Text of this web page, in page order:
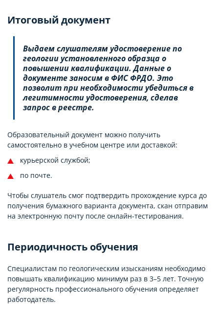
Итоговый документ
Выдаем слушателям удостоверение по
геологии установленного образца о
повышении квалификации. Данные о
документе заносим в ФИС ФРДО. Это
позволит при необходимости убедиться в
легитимности удостоверения, сделав
запрос в реестре.
Образовательный документ можно получить
самостоятельно в учебном центре или доставкой:
курьерской службой;
по почте.
Чтобы слушатель смог подтвердить прохождение курса до
получения бумажного варианта документа, скан отправим
на электронную почту после онлайн-тестирования.
Периодичность обучения
Специалистам по геологическим изысканиям необходимо
повышать квалификацию минимум раз в 3–5 лет. Точную
регулярность профессионального обучения определяет
работодатель.